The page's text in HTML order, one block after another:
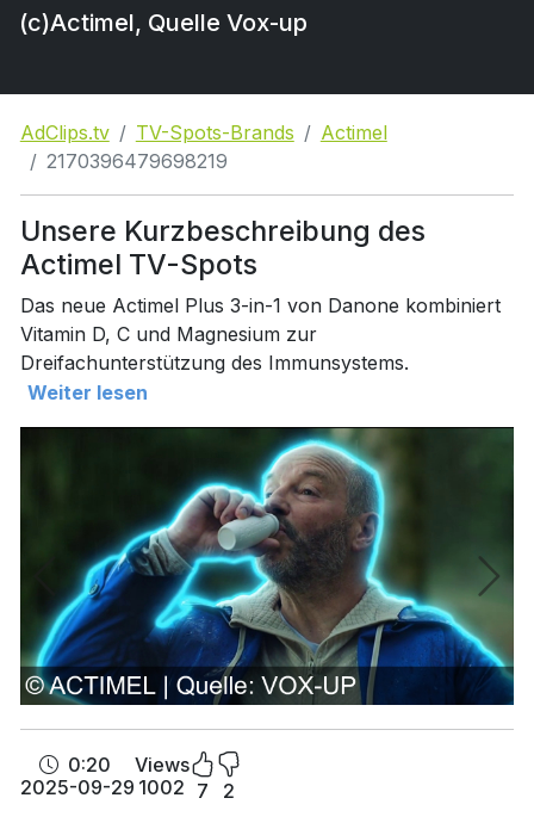
(c)Actimel, Quelle Vox-up
AdClips.tv TV-Spots-Brands
Actimel
2170396479698219
Unsere Kurzbeschreibung des
Actimel TV-Spots
Das neue Actimel Plus 3-in-1 von Danone kombiniert
Vitamin D, C und Magnesium zur
Dreifachunterstützung des Immunsystems.
Weiter lesen
0:20
2025-09-29
Views
1002 7 2